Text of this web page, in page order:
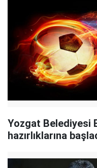
Yozgat Belediyesi
hazırlıklarına